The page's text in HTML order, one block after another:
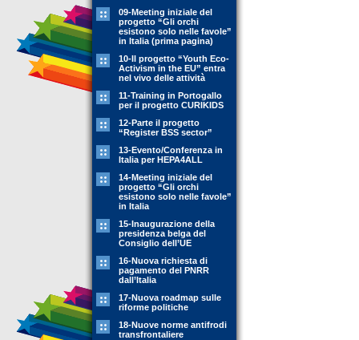
09-Meeting iniziale del
progetto “Gli orchi
esistono solo nelle favole”
in Italia (prima pagina)
10-Il progetto “Youth Eco-
Activism in the EU” entra
nel vivo delle attività
11-Training in Portogallo
per il progetto CURIKIDS
12-Parte il progetto
“Register BSS sector”
13-Evento/Conferenza in
Italia per HEPA4ALL
14-Meeting iniziale del
progetto “Gli orchi
esistono solo nelle favole”
in Italia
15-Inaugurazione della
presidenza belga del
Consiglio dell’UE
16-Nuova richiesta di
pagamento del PNRR
dall’Italia
17-Nuova roadmap sulle
riforme politiche
18-Nuove norme antifrodi
transfrontaliere